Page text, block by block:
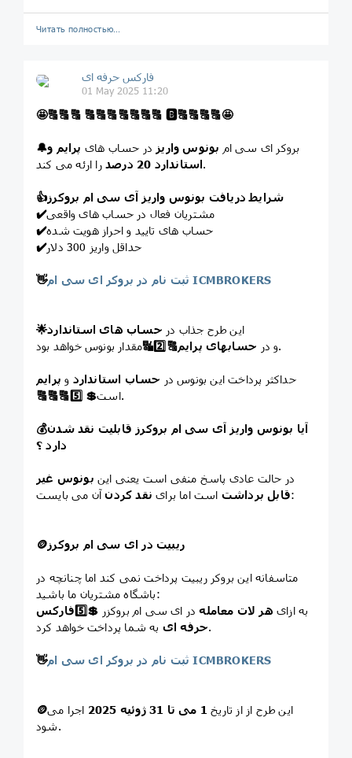
Читать полностью…
فارکس حرفه ای
01 May 2025 11:20
🤩🔠🔠🔠 🔠🔠🔠🔠🔠🔠🔠 🅱️🔠🔠🔠🔠🤩
🔔 بروکر ای سی ام بونوس واریز در حساب های پرایم و
استاندارد 20 درصدرا ارئه می کند.
👍شرایط دریافت بونوس واریز آی سی ام بروکرز
✔️مشتریان فعال در حساب های واقعی
✔️حساب های تایید و احراز هویت شده
✔️
حداقل واریز 300 دلار
👋 ثبت نام در بروکر ای سی ام ICMBROKERS
🌟 این طرح جذاب در حساب های استاندارد
و در حسابهای پرایم🔠
2️⃣
🔣 مقدار بونوس خواهد بود.
حداکثر پرداخت این بونوس در حساب استاندارد و پرایم
🔠🔠🔠 5️⃣ 💲 است.
💰آیا بونوس واریز آی سی ام بروکرز قابلیت نقد شدن
دارد ؟
در حالت عادی پاسخ منفی است یعنی این بونوس غیر
قابل برداشت است اما برای نقد کردن آن می بایست:
🪙ریبیت در ای سی ام بروکرز
متاسفانه این بروکر ریبیت پرداخت نمی کند اما چنانچه در
باشگاه مشتریان ما باشید:
به ازای هر لات معاملهدر ای سی ام بروکزر 💲
5️⃣ فارکس
حرفه ایبه شما پرداخت خواهد کرد.
👋 ثبت نام در بروکر ای سی ام ICMBROKERS
🪙 این طرح از از تاریخ 1 می تا 31 ژوئيه 2025
اجرا می
شود.